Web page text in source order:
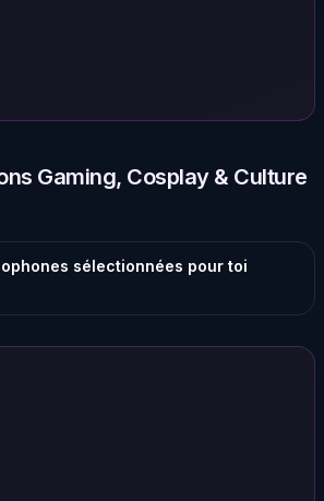
Gaming, Cosplay & Culture
sélectionnées pour toi